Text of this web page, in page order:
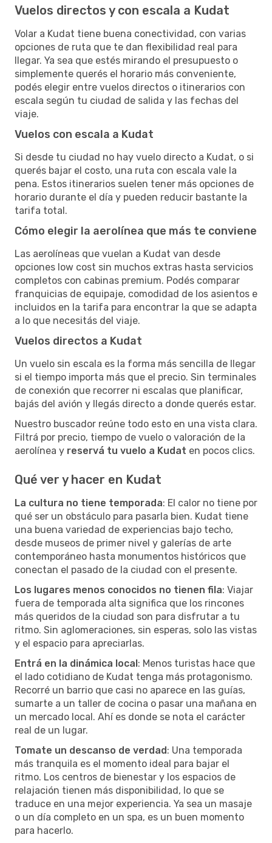
Vuelos directos y con escala a Kudat
Volar a Kudat tiene buena conectividad, con varias
opciones de ruta que te dan flexibilidad real para
llegar. Ya sea que estés mirando el presupuesto o
simplemente querés el horario más conveniente,
podés elegir entre vuelos directos o itinerarios con
escala según tu ciudad de salida y las fechas del
viaje.
Vuelos con escala a Kudat
Si desde tu ciudad no hay vuelo directo a Kudat, o si
querés bajar el costo, una ruta con escala vale la
pena. Estos itinerarios suelen tener más opciones de
horario durante el día y pueden reducir bastante la
tarifa total.
Cómo elegir la aerolínea que más te conviene
Las aerolíneas que vuelan a Kudat van desde
opciones low cost sin muchos extras hasta servicios
completos con cabinas premium. Podés comparar
franquicias de equipaje, comodidad de los asientos e
incluidos en la tarifa para encontrar la que se adapta
a lo que necesitás del viaje.
Vuelos directos a Kudat
Un vuelo sin escala es la forma más sencilla de llegar
si el tiempo importa más que el precio. Sin terminales
de conexión que recorrer ni escalas que planificar,
bajás del avión y llegás directo a donde querés estar.
Nuestro buscador reúne todo esto en una vista clara.
Filtrá por precio, tiempo de vuelo o valoración de la
aerolínea y reservá tu vuelo a Kudat en pocos clics.
Qué ver y hacer en Kudat
La cultura no tiene temporada: El calor no tiene por
qué ser un obstáculo para pasarla bien. Kudat tiene
una buena variedad de experiencias bajo techo,
desde museos de primer nivel y galerías de arte
contemporáneo hasta monumentos históricos que
conectan el pasado de la ciudad con el presente.
Los lugares menos conocidos no tienen fila: Viajar
fuera de temporada alta significa que los rincones
más queridos de la ciudad son para disfrutar a tu
ritmo. Sin aglomeraciones, sin esperas, solo las vistas
y el espacio para apreciarlas.
Entrá en la dinámica local: Menos turistas hace que
el lado cotidiano de Kudat tenga más protagonismo.
Recorré un barrio que casi no aparece en las guías,
sumarte a un taller de cocina o pasar una mañana en
un mercado local. Ahí es donde se nota el carácter
real de un lugar.
Tomate un descanso de verdad: Una temporada
más tranquila es el momento ideal para bajar el
ritmo. Los centros de bienestar y los espacios de
relajación tienen más disponibilidad, lo que se
traduce en una mejor experiencia. Ya sea un masaje
o un día completo en un spa, es un buen momento
para hacerlo.